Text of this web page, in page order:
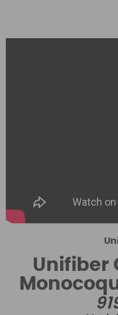
Unifiber